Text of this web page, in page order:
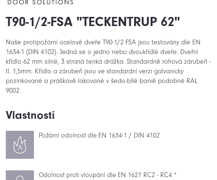
T90-1/2-FSA "TECKENTRUP 62"
Naše protipožární ocelové dveře T90-1/2 FSA jsou testovány dle EN
1634-1 (DIN 4102). Jedná se o jedno nebo dvoukřídlé dveře. Dveřní
křídlo 62 mm silné, 3 straná tenká drážka. Standardně rohová zárubeň -
tl. 1,5mm. Křídlo a zárubeň jsou ve standardní verzi galvanicky
pozinkované a práškově lakované v šedo-bílé barvě podobné RAL
9002.
Vlastnosti
Požární odolnost dle EN 1634-1 / DIN 4102
Odolnost proti vloupání dle EN 1627 RC2 - RC4 *